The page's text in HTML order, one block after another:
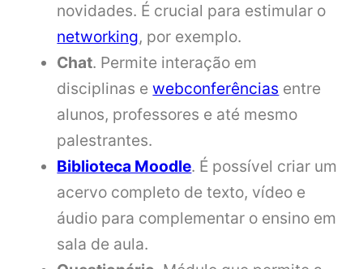
novidades. É crucial para estimular o
networking, por exemplo.
Chat. Permite interação em
disciplinas ewebconferências entre
alunos, professores e até mesmo
palestrantes.
Biblioteca Moodle. É possível criar um
acervo completo de texto, vídeo e
áudio para complementar o ensino em
sala de aula.